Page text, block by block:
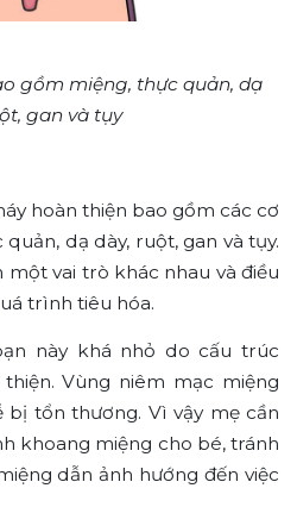
gồm miệng, thực quản, dạ
gan và tụy
hoàn thiện bao gồm các cơ
dạ dày, ruột, gan và tụy.
vai trò khác nhau và điều
trình tiêu hóa.
này khá nhỏ do cấu trúc
Vùng niêm mạc miệng
tổn thương. Vì vậy mẹ cần
khoang miệng cho bé, tránh
dẫn ảnh hướng đến việc